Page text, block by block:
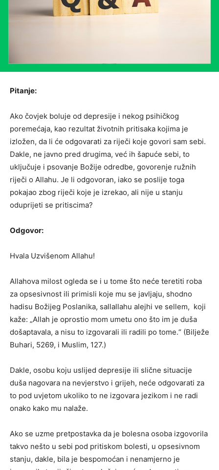
Pitanje:
Ako čovjek boluje od depresije i nekog psihičkog
poremećaja, kao rezultat životnih pritisaka kojima je
izložen, da li će odgovarati za riječi koje govori sam sebi.
Dakle, ne javno pred drugima, već ih šapuće sebi, to
uključuje i psovanje Božije odredbe, govorenje ružnih
riječi o Allahu. Je li odgovoran, iako se poslije toga
pokajao zbog riječi koje je izrekao, ali nije u stanju
oduprijeti se pritiscima?
Odgovor:
Hvala Uzvišenom Allahu!
Allahova milost ogleda se i u tome što neće teretiti roba
za opsesivnost ili primisli koje mu se javljaju, shodno
hadisu Božijeg Poslanika, sallallahu alejhi ve sellem, koji
kaže: „Allah je oprostio mom umetu ono što im je duša
došaptavala, a nisu to izgovarali ili radili po tome.“ (Bilježe
Buhari, 5269, i Muslim, 127.)
Dakle, osobu koju uslijed depresije ili slične situacije
duša nagovara na nevjerstvo i grijeh, neće odgovarati za
to pod uvjetom ukoliko to ne izgovara jezikom i ne radi
onako kako mu nalaže.
Ako se uzme pretpostavka da je bolesna osoba izgovorila
takvo nešto u sebi pod pritiskom bolesti, u opsesivnom
stanju, dakle, bila je bespomoćan i nenamjerno je